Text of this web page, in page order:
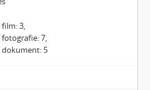
roku jsem zvolila sebe
se Sylvií Plath
3,
fotografie: 7,
dokument: 5